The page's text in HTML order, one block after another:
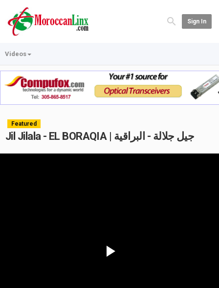
Sign In
Videos
Featured
Jil Jilala - EL BORAQIA | جيل جلالة - البراقية